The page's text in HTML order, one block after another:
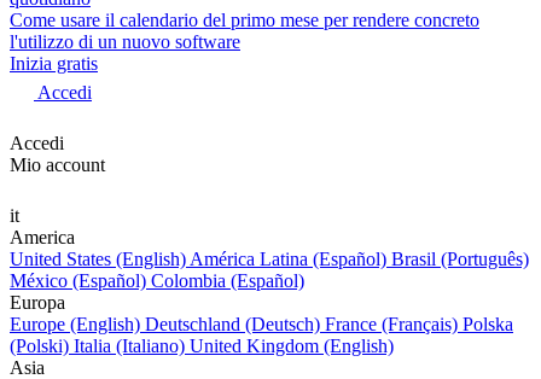
Come usare il calendario del primo mese per rendere concreto
l'utilizzo di un nuovo software
Inizia gratis
Accedi
Accedi
Mio account
it
America
United States (English) América Latina (Español) Brasil (Português)
México (Español) Colombia (Español)
Europa
Europe (English) Deutschland (Deutsch) France (Français) Polska
(Polski) Italia (Italiano) United Kingdom (English)
Asia